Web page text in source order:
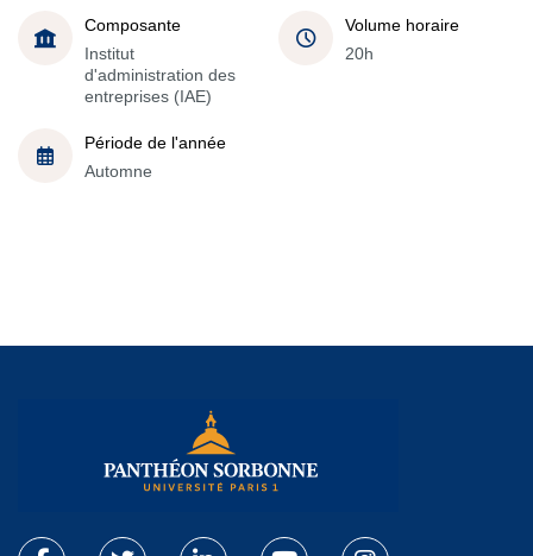
Composante
Institut
d'administration des
entreprises (IAE)
Volume horaire
20h
Période de l'année
Automne